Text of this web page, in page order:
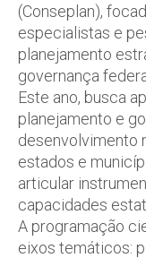
(Conseplan),
especialistas e
planejamento
governança
Este ano, busca
planejamento e
desenvolvimento
estados e
articular
capacidades
A programação
eixos temáticos: